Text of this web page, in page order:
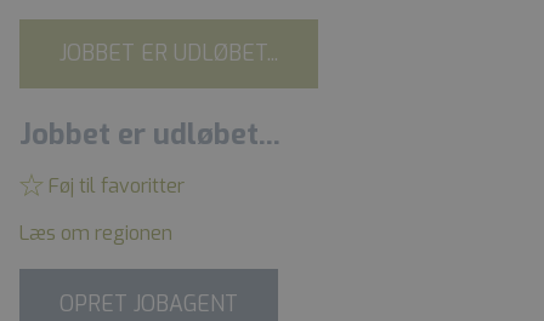
JOBBET ER UDLØBET...
Jobbet er udløbet...
Føj til favoritter
Læs om regionen
OPRET JOBAGENT